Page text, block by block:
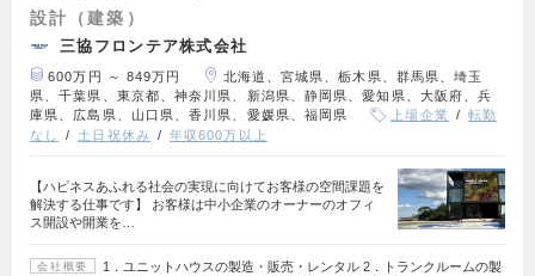
設計（建築）
三協フロンテア株式会社
600万円 ～ 849万円
北海道、宮城県、栃木県、群馬県、埼玉
県、千葉県、東京都、神奈川県、新潟県、静岡県、愛知県、大阪府、兵
庫県、広島県、山口県、香川県、愛媛県、福岡県
上場企業
転勤
なし
土日祝休み 年収600万以上
【ハピネスあふれる社会の実現に向けてお客様の空間課題を
解決する仕事です】 お客様は中小企業のオーナーのオフィ
ス開設や開業を…
会社概要
1．ユニットハウスの製造・販売・レンタル 2．トランクルームの製